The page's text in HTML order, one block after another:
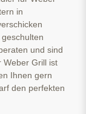
in
und sind
Weber Grill ist
Ihnen gern
den perfekten